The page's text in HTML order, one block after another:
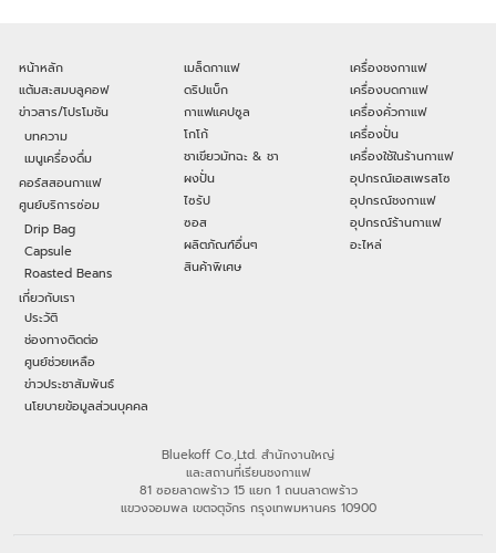
หน้าหลัก
แต้มสะสมบลูคอฟ
ข่าวสาร/โปรโมชัน
บทความ
เมนูเครื่องดื่ม
คอร์สสอนกาแฟ
ศูนย์บริการซ่อม
Drip Bag
Capsule
Roasted Beans
เกี่ยวกับเรา
ประวัติ
ช่องทางติดต่อ
ศูนย์ช่วยเหลือ
ข่าวประชาสัมพันธ์
นโยบายข้อมูลส่วนบุคคล
เมล็ดกาแฟ
ดริปแบ็ก
กาแฟแคปซูล
โกโก้
ชาเขียวมัทฉะ & ชา
ผงปั่น
ไซรัป
ซอส
ผลิตภัณฑ์อื่นๆ
สินค้าพิเศษ
เครื่องชงกาแฟ
เครื่องบดกาแฟ
เครื่องคั่วกาแฟ
เครื่องปั่น
เครื่องใช้ในร้านกาแฟ
อุปกรณ์เอสเพรสโซ
อุปกรณ์ชงกาแฟ
อุปกรณ์ร้านกาแฟ
อะไหล่
Bluekoff Co.,Ltd. สำนักงานใหญ่
และสถานที่เรียนชงกาแฟ
81 ซอยลาดพร้าว 15 แยก 1 ถนนลาดพร้าว
แขวงจอมพล เขตจตุจักร กรุงเทพมหานคร 10900